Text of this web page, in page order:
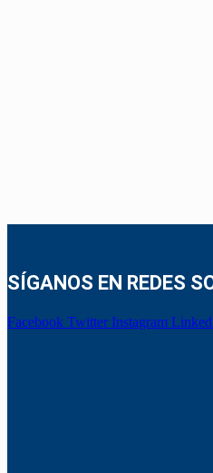
SÍGANOS EN REDES
Facebook Twitter Instagram